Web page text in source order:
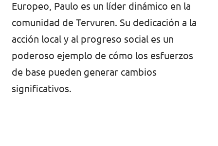
Europeo, Paulo es un líder dinámico en la
comunidad de Tervuren. Su dedicación a la
acción local y al progreso social es un
poderoso ejemplo de cómo los esfuerzos
de base pueden generar cambios
significativos.